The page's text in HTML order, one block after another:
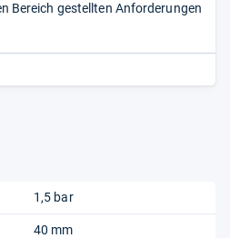
Bereich gestellten Anforderungen
1,5 bar
40 mm